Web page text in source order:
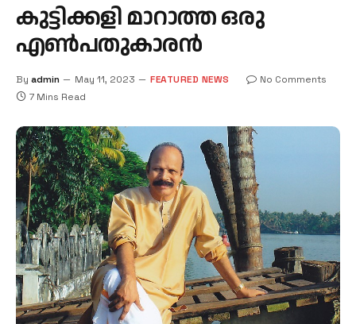
കുട്ടിക്കളി മാറാത്ത ഒരു
എൺപതുകാരൻ
By admin May 11, 2023 FEATURED NEWS
No Comments
7 Mins Read